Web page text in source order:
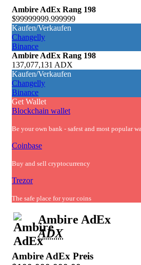
Ambire AdEx Rang 198
$99999999.999999
Kaufen/Verkaufen
Changelly
Binance
Ambire AdEx Rang 198
137,077,131 ADX
Kaufen/Verkaufen
Changelly
Binance
Get Wallet
Blockchain wallet
Be your own bank - safest and most popular
Coinbase
Buy and sell cryptocurrency
Trezor
The safe place for your coins
Ambire AdEx
ADX
Ambire AdEx Preis